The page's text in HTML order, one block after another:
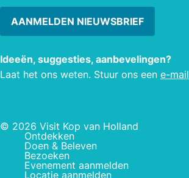
AANMELDEN NIEUWSBRIEF
Ideeën, suggesties, aanbevelingen?
Laat het ons weten. Stuur ons een e-mail
© 2026 Visit Kop van Holland
Ontdekken
Doen & Beleven
Bezoeken
Evenement aanmelden
Locatie aanmelden